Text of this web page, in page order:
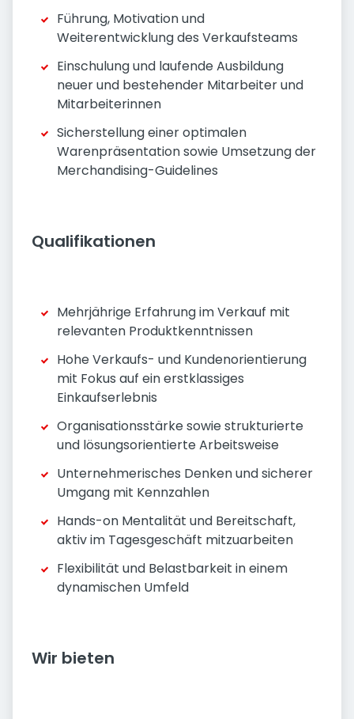
Führung, Motivation und
Weiterentwicklung des Verkaufsteams
Einschulung und laufende Ausbildung
neuer und bestehender Mitarbeiter und
Mitarbeiterinnen
Sicherstellung einer optimalen
Warenpräsentation sowie Umsetzung der
Merchandising-Guidelines
Qualifikationen
Mehrjährige Erfahrung im Verkauf mit
relevanten Produktkenntnissen
Hohe Verkaufs- und Kundenorientierung
mit Fokus auf ein erstklassiges
Einkaufserlebnis
Organisationsstärke sowie strukturierte
und lösungsorientierte Arbeitsweise
Unternehmerisches Denken und sicherer
Umgang mit Kennzahlen
Hands-on Mentalität und Bereitschaft,
aktiv im Tagesgeschäft mitzuarbeiten
Flexibilität und Belastbarkeit in einem
dynamischen Umfeld
Wir bieten